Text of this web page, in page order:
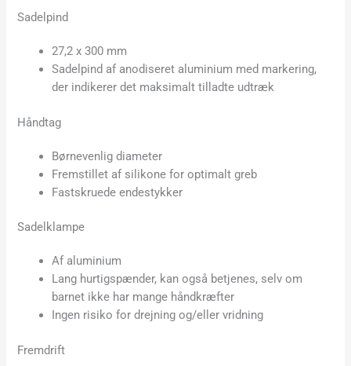
Sadelpind
27,2 x 300 mm
Sadelpind af anodiseret aluminium med markering,
der indikerer det maksimalt tilladte udtræk
Håndtag
Børnevenlig diameter
Fremstillet af silikone for optimalt greb
Fastskruede endestykker
Sadelklampe
Af aluminium
Lang hurtigspænder, kan også betjenes, selv om
barnet ikke har mange håndkræfter
Ingen risiko for drejning og/eller vridning
Fremdrift